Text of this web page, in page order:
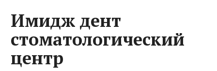
Имидж дент
стоматологический
центр